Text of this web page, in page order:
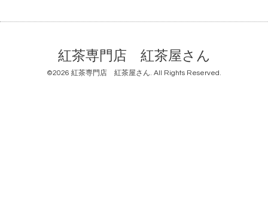
紅茶専門店 紅茶屋さん
©2026 紅茶専門店 紅茶屋さん. All Rights Reserved.